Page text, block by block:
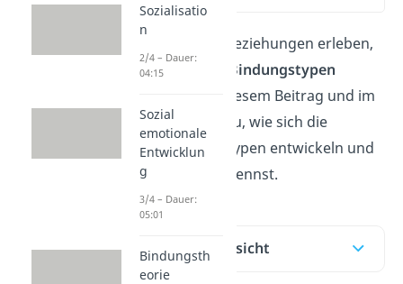
Wie Menschen Beziehungen erleben,
wird von ihrem
Bindungstypen
beeinflusst. In diesem Beitrag und im
Videoerfährst du, wie sich die
verschiedenen Typen entwickeln und
woran du sie erkennst.
Inhaltsübersicht
Sozialisatio
n
2/4 – Dauer:
04:15
Sozial
emotionale
Entwicklun
g
3/4 – Dauer:
05:01
Bindungsth
eorie